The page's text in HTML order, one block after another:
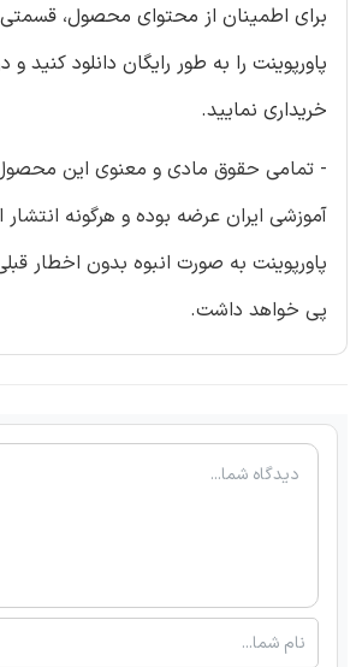
برای اطمینان از محتوای محصول، قسمتی
پاورپوینت را به طور رایگان دانلود کنید
خریداری نمایید.
- تمامی حقوق مادی و معنوی این
آموزشی ایران عرضه بوده و هرگونه انتشار
پاورپوینت به صورت انبوه بدون اخطار
پی خواهد داشت.